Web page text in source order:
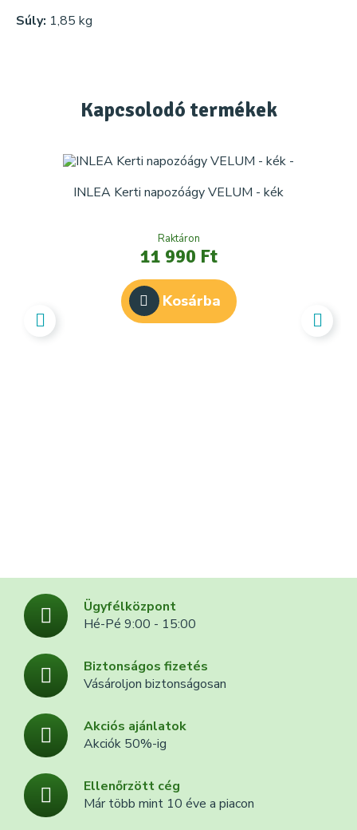
Súly: 1,85 kg
Kapcsolodó termékek
INLEA Kerti napozóágy VELUM - kék
Raktáron
11 990 Ft
Kosárba
Ügyfélközpont
Hé-Pé 9:00 - 15:00
Biztonságos fizetés
Vásároljon biztonságosan
Akciós ajánlatok
Akciók 50%-ig
Ellenőrzött cég
Már több mint 10 éve a piacon